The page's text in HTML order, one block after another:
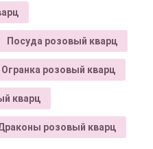
Посуда розовый кварц
Огранка розовый кварц
кварц
розовый кварц